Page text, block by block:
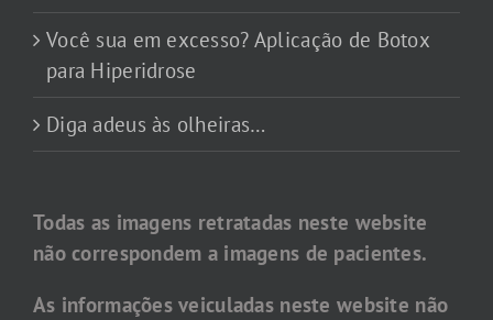
Você sua em excesso? Aplicação de Botox
para Hiperidrose
Diga adeus às olheiras…
Todas as imagens retratadas neste website
não correspondem a imagens de pacientes.
As informações veiculadas neste website não